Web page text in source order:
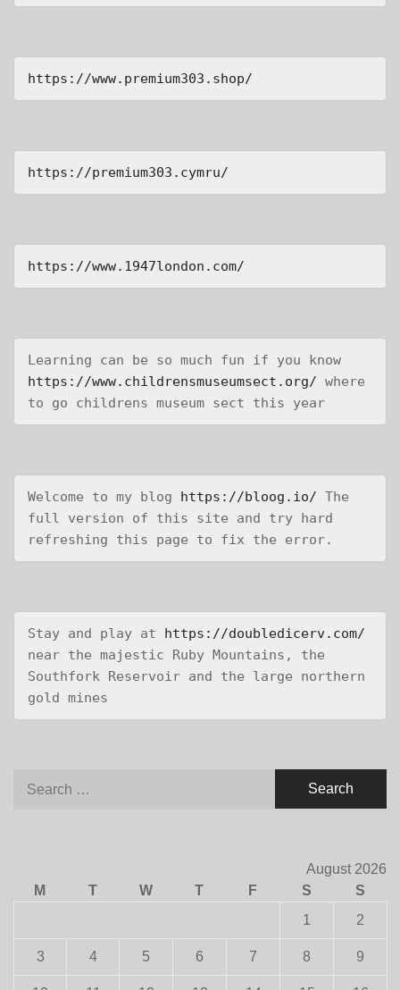
https://www.premium303.shop/
https://premium303.cymru/
https://www.1947london.com/
https://www.childrensmuseumsect.org/ where
to go childrens museum sect this year
Welcome to my blog https://bloog.io/ The
full version of this site and try hard
refreshing this page to fix the error.
Stay and play at https://doubledicerv.com/
near the majestic Ruby Mountains, the
Southfork Reservoir and the large northern
gold mines
August 2026
M
T W T F S
S
1
2
3 4 5 6 7 8 9